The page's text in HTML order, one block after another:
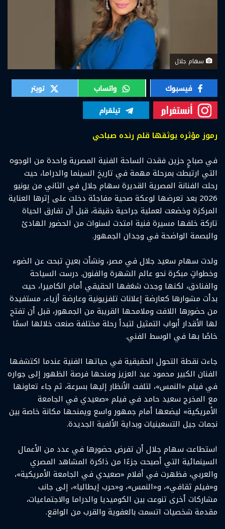
سهام جلال
رموز مؤثره يوثقها قلم رنده صباحي
في صباحٍ حزين فقدت الساحة الفنية المصرية واحدة من الوجوه
التي ارتبطت بمرحلة مهمة في تاريخ السينما والدراما، حيث
رحلت الفنانة المصرية القديرة سهام جلال في الثاني من يونيو
2026 بعد تعرضها لوعكة صحية مفاجئة دخلت على إثرها العناية
المركزة وخضعت لعملية جراحية دقيقة، قبل أن تفارق الحياة
تاركة خلفها مسيرة فنية امتدت لسنوات من الحضور الهادئ
والبصمة الواضحة في وجدان الجمهور.
ولدت سهام سعيد جلال في مصر، ونشأت بعينٍ تبحث عن الضوء
وخطواتٍ مبكرة نحو عالم الشهرة والفنون. درست السياحة
والفنادق، لكنها وجدت شغفها الحقيقي أمام الكاميرا، حيث
بدأت مشوارها كعارضة إعلانات تلفزيونية وعارضة أزياء، مستفيدة
من حضورها اللافت وملامحها القريبة من الجمهور، قبل أن تفتح
لها الأقدار أبواب التمثيل لتبدأ رحلة مختلفة صنعت خلالها اسمًا
خاصًا بها في الوسط الفني.
جاءت نقطة التحول الحقيقية في حياتها الفنية عندما اكتشفها
الفنان الكبير محمود عبد العزيز ومنحها فرصة الظهور إلى جواره
في فيلم «النمس»، لتلفت الأنظار إليها بسرعة، ثم جاء تعاونها
مع المخرج سعيد حامد في فيلم «صعيدي في الجامعة
الأمريكية» ليضعها أمام جمهور واسع ويمنحها مكانة خاصة بين
نجمات جيل التسعينيات وبداية الألفية الجديدة.
استطاعت سهام جلال أن تفرض حضورها في عدد من الأعمال
السينمائية التي أصبحت جزءًا من ذاكرة المشاهد المصري
والعربي، فظهرت في أفلام «صعيدي في الجامعة الأمريكية»،
و«فيلم ثقافي»، و«النمس»، و«حرب إيطاليا»، إلى جانب
مشاركات أخرى تنوعت بين الكوميديا والدراما والاجتماعيات،
مقدمة شخصيات اتسمت بالعفوية والقرب من الواقع.